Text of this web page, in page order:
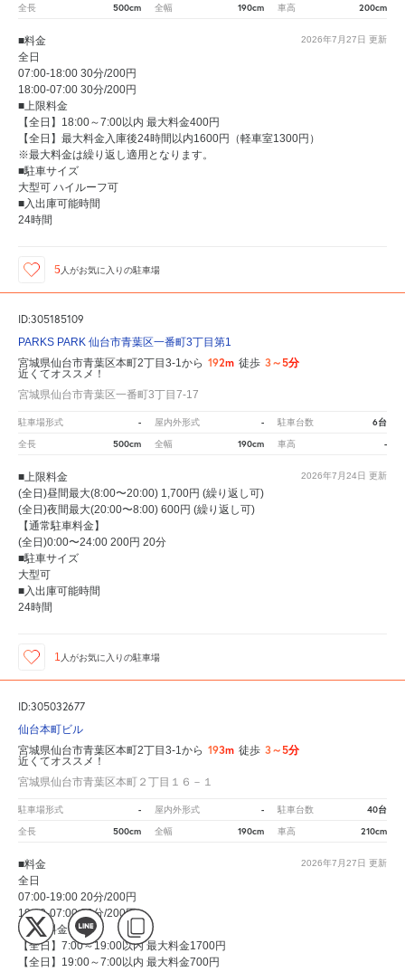
全長 500cm 全幅 190cm 車高 200cm
2026年7月27日 更新
■料金
全日
07:00-18:00 30分/200円
18:00-07:00 30分/200円
■上限料金
【全日】18:00～7:00以内 最大料金400円
【全日】最大料金入庫後24時間以内1600円（軽車室1300円）
※最大料金は繰り返し適用となります。
■駐車サイズ
大型可 ハイルーフ可
■入出庫可能時間
24時間
5 人がお気に入りの駐車場
ID:305185109
PARKS PARK 仙台市青葉区一番町3丁目第1
宮城県仙台市青葉区本町2丁目3-1から 192m 徒歩 3～5分
近くてオススメ！
宮城県仙台市青葉区一番町3丁目7-17
駐車場形式 - 屋内外形式 - 駐車台数 6台
全長 500cm 全幅 190cm 車高 -
2026年7月24日 更新
■上限料金
(全日)昼間最大(8:00〜20:00) 1,700円 (繰り返し可)
(全日)夜間最大(20:00〜8:00) 600円 (繰り返し可)
【通常駐車料金】
(全日)0:00〜24:00 200円 20分
■駐車サイズ
大型可
■入出庫可能時間
24時間
1 人がお気に入りの駐車場
ID:305032677
仙台本町ビル
宮城県仙台市青葉区本町2丁目3-1から 193m 徒歩 3～5分
近くてオススメ！
宮城県仙台市青葉区本町２丁目１６－１
駐車場形式 - 屋内外形式 - 駐車台数 40台
全長 500cm 全幅 190cm 車高 210cm
2026年7月27日 更新
■料金
全日
07:00-19:00 20分/200円
19:00-07:00 20分/200円
■上限料金
【全日】7:00～19:00以内 最大料金1700円
【全日】19:00～7:00以内 最大料金700円